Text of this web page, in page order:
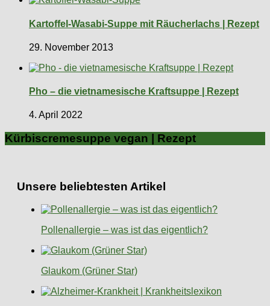
Kartoffel-Wasabi-Suppe mit Räucherlachs | Rezept
29. November 2013
Pho – die vietnamesische Kraftsuppe | Rezept
4. April 2022
Kürbiscremesuppe vegan | Rezept
Unsere beliebtesten Artikel
Pollenallergie – was ist das eigentlich?
Glaukom (Grüner Star)